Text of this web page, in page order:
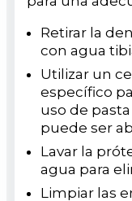
Retirar la
con agua
Utilizar un
específico
uso de
puede ser
Lavar la
agua para
Limpiar las